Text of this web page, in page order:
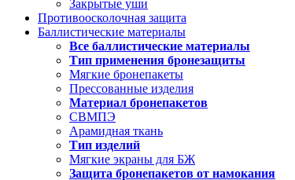
Закрытые уши
Противоосколочная защита
Баллистические материалы
Все баллистические материалы
Тип применения бронезащиты
Мягкие бронепакеты
Прессованные изделия
Материал бронепакетов
СВМПЭ
Арамидная ткань
Тип изделий
Мягкие экраны для БЖ
Защита бронепакетов от намокания